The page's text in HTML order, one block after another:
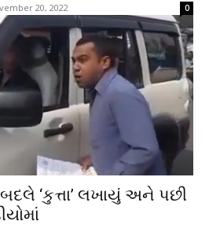
20, 2022 0
બદલે ‘કુત્તા’ લખાયું અને પછી